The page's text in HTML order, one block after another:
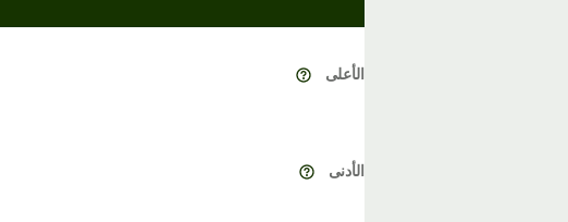
الأعلى
الأدنى